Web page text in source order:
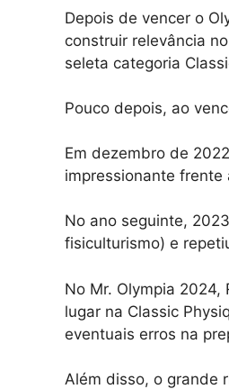
Depois de vencer o
construir relevância
seleta categoria
Pouco depois, ao
Em dezembro de
impressionante frente
No ano seguinte,
fisiculturismo) e
No Mr. Olympia
lugar na Classic
eventuais erros na
Além disso, o grande